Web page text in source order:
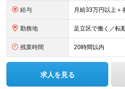
給与
勤務地
残業時間 20時間以内
求人を見る